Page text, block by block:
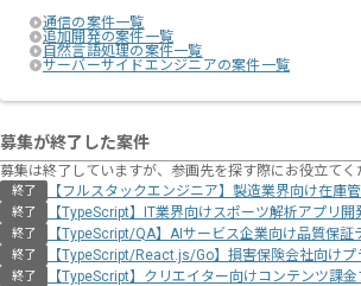
通信の案件一覧
追加開発の案件一覧
自然言語処理の案件一覧
サーバーサイドエンジニアの案件一覧
募集が終了した案件
募集は終了していますが、参画先を探す際にお役立てく
終了 【フルスタックエンジニア】製造業界向け在庫
終了 【TypeScript】IT業界向けスポーツ解析アプリ開
終了 【TypeScript/QA】AIサービス企業向け品質保証
終了 【TypeScript/React.js/Go】損害保険会社向け
終了 【TypeScript】クリエイター向けコンテンツ課